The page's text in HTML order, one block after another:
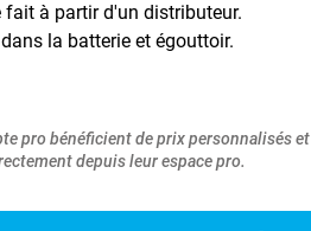
fait à partir d'un distributeur.
la batterie et égouttoir.
pro bénéficient de prix personnalisés et
depuis leur espace pro.